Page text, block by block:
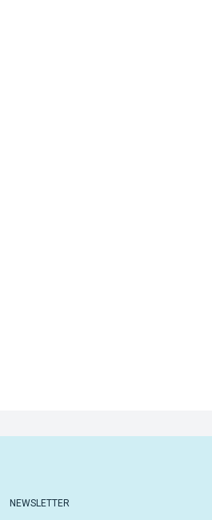
NEWSLETTER